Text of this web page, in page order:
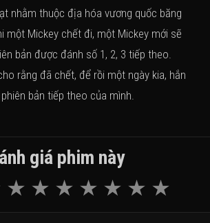
nhằm thuộc địa hóa vương quốc băng
một Mickey chết đi, một Mickey mới sẽ
bản được đánh số 1, 2, 3 tiếp theo.
rằng đã chết, để rồi một ngày kia, hắn
bản tiếp theo của mình.
giá phim này